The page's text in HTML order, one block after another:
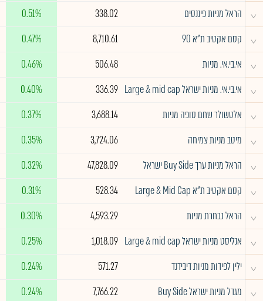
^ הראל מניות פיננסים 338.02
0.51%
^ קסם אקטיב ת"א 90 8,710.61
0.47%
^ אי.בי.אי. מניות 506.48
0.46%
^ אי.בי.אי. מניות ישראל Large & mid cap 336.39
0.40%
^ אלטשולר שחם סופה מניות 3,688.14
0.37%
^ מיטב מניות צמיחה 3,724.06
0.35%
^ הראל מניות ערך Buy Side ישראל 47,828.09
0.32%
^ קסם אקטיב ת"א Large & Mid Cap 528.34
0.31%
^ הראל נבחרת מניות 4,593.29
0.30%
^ אנליסט מניות ישראל Large & mid cap 1,018.09
0.25%
^ ילין לפידות מניות דיבידנד 571.27
0.24%
^ מגדל מניות ישראל Buy Side 7,766.22
0.24%